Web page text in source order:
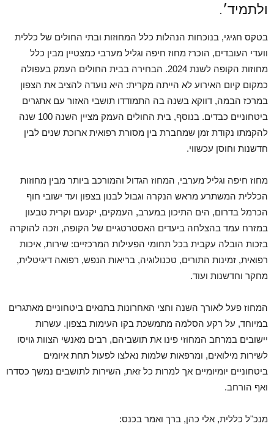
ולתמיד׳.
בטקס חגיגי, בנוכחות הנהלות כלל המחוזות ובתי החולים של כללית
וועדי העובדים, הוכרז מחוז חיפה וגליל מערבי כמצטיין מבין כלל
מחוזות הקופה לשנת 2024. הבחירה בבית החולים העמק בעפולה
כמקום קיום האירוע לא הייתה מקרית: היא נועדה להציב את הצפון
במרכז הבמה, דווקא בשנה בה התמודדו תושבי האזור עם אתגרים
ביטחוניים כבדים. בנוסף, בית החולים העמק מציין השנה 100 שנה
להקמתו נקודת זמן שמחברת בין מסורת רפואית ארוכת שנים לבין
חדשנות וחוסן עכשווי.
מחוז חיפה וגליל מערבי, המחוז הגדול והמורכב ביותר מבין מחוזות
הכללית המשתרע מראש הנקרה וגבול לבנון בצפון ועד ישובי חוף
הכרמל בדרום, הים התיכון במערב, העמקים, יקנעם וקרית טבעון
במזרח עמד בהצלחה ביעדים האסטרטגיים של הקופה, וזכה להוקרה
בזכות הובלה עקבית בכל תחומי הפעילות המרכזיים: שירות, איכות
רפואית, זמינות התורים, טכנולוגיה, בריאות הנפש, רפואה דיגיטלית,
מחקר וחדשנות ועוד.
המחוז פעל לאורך השנה וחצי האחרונות בתנאים ביטחוניים מאתגרים
במיוחד, על רקע הסלמה מתמשכת בקו העימות בצפון. עשרות
יישובים במרחב המחוזי פינו את תושביהם, רבים מאנשי הצוות גויסו
לשירות מילואים, ומרפאות שלמות נאלצו לפעול תחת איומים
ביטחוניים יומיומיים אך למרות כל זאת, השירות לתושבים נמשך כסדרו
ואף הורחב.
מנכ"ל כללית, אלי כהן, ברך ואמר בכנס: